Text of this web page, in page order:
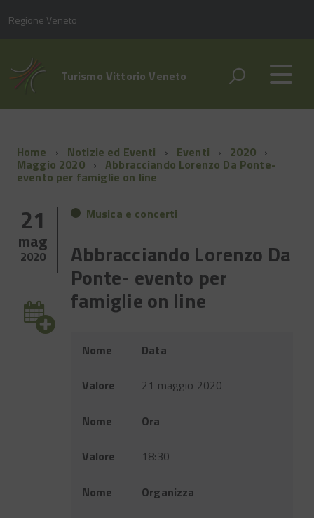
Regione Veneto
Turismo Vittorio Veneto
Home Notizie ed Eventi Eventi 2020
Maggio 2020 Abbracciando Lorenzo Da Ponte-
evento per famiglie on line
21
mag
2020
Musica e concerti
Abbracciando Lorenzo Da
Ponte- evento per
famiglie on line
Evento
Nome Data
Valore 21 maggio 2020
Nome Ora
Valore 18:30
Nome Organizza